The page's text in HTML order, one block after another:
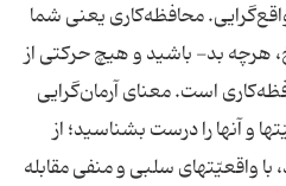
محافظه‌کاری یعنی شما
هرچه بد- باشید و هیچ حرکتی از
است. معنای آرمان‌گرایی
و آنها را درست بشناسید؛ از
واقعیّتهای سلبی و منفی مقابله